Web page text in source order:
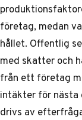
företag, medan
hållet. Offentlig
med skatter och
från ett företag
intäkter för nästa
drivs av